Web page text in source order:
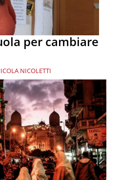
per cambiare
NICOLETTI